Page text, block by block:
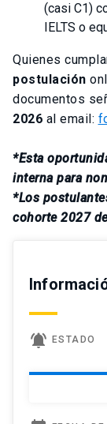
(casi C1)
IELTS o
Quienes
postulación
documentos
2026 al email:
*Esta
interna para
*Los
cohorte 2027
notifications_active ESTADO